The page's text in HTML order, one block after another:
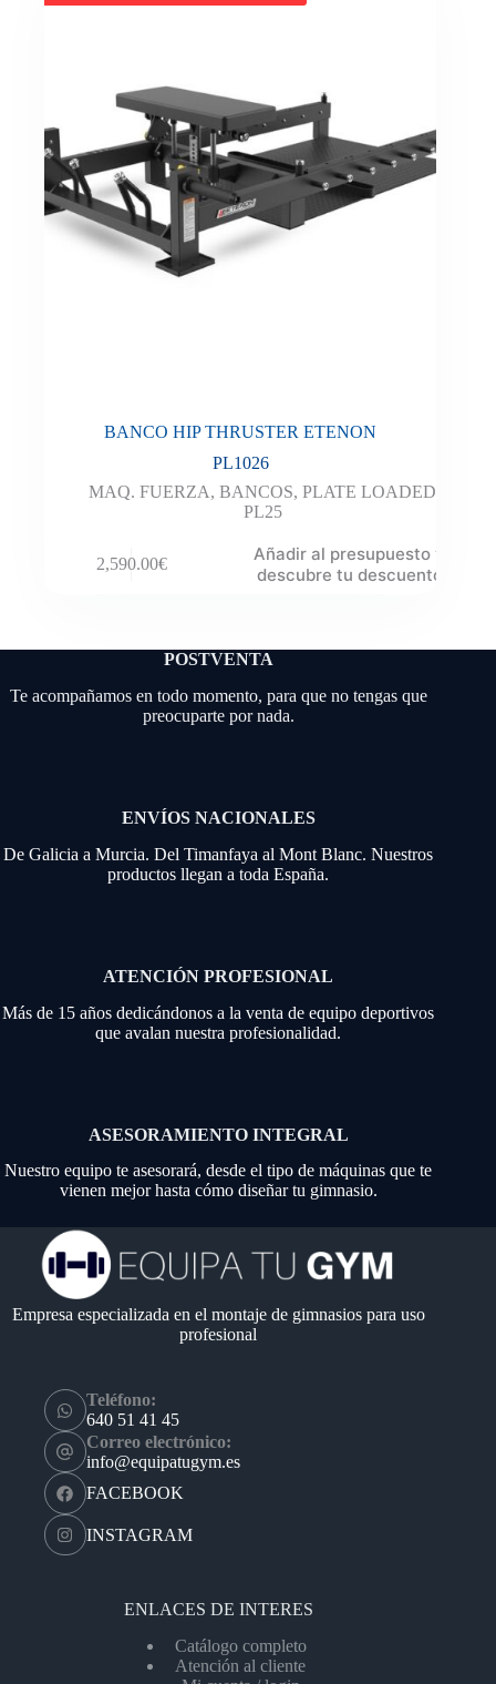
BANCO HIP THRUSTER ETENON
PL1026
MAQ. FUERZA,BANCOS,PLATE LOADED
PL25
2,590.00€
Añadir al presupuesto y
descubre tu descuento
POSTVENTA
Te acompañamos en todo momento, para que no tengas que
preocuparte por nada.
ENVÍOS NACIONALES
De Galicia a Murcia. Del Timanfaya al Mont Blanc. Nuestros
productos llegan a toda España.
ATENCIÓN PROFESIONAL
Más de 15 años dedicándonos a la venta de equipo deportivos
que avalan nuestra profesionalidad.
ASESORAMIENTO INTEGRAL
Nuestro equipo te asesorará, desde el tipo de máquinas que te
vienen mejor hasta cómo diseñar tu gimnasio.
Empresa especializada en el montaje de gimnasios para uso
profesional
Teléfono:
640 51 41 45
Correo electrónico:
info@equipatugym.es
FACEBOOK
INSTAGRAM
ENLACES DE INTERES
Catálogo completo
Atención al cliente